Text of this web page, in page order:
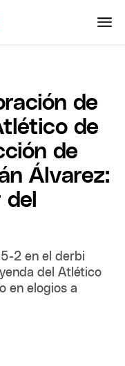
de
de
de
Álvarez:
5-2 en el derbi
del Atlético
en elogios a